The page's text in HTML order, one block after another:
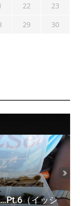
22
23
29
30
（イッシ